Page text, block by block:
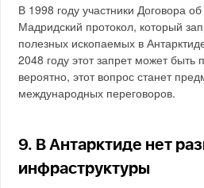
В 1998 году участники Договора
Мадридский протокол, который
полезных ископаемых в
2048 году этот запрет может быть
вероятно, этот вопрос станет
международных переговоров.
9. В Антарктиде нет
инфраструктуры